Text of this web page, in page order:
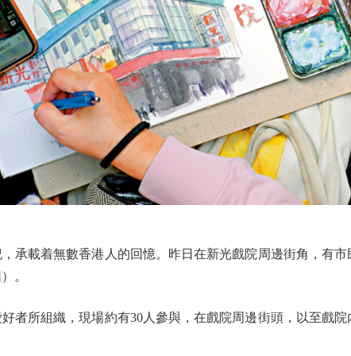
載着無數香港人的回憶。昨日在新光戲院周邊街角，有市
。
所組織，現場約有30人參與，在戲院周邊街頭，以至戲院